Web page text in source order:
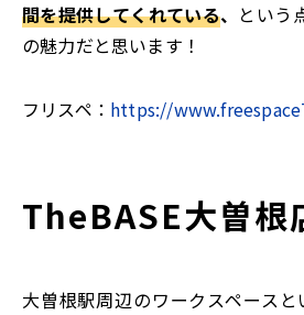
間を提供してくれている、 という
の魅力だと思います！
フリスペ： https://
TheBASE大曽根
大曽根駅周辺のワークスペースと